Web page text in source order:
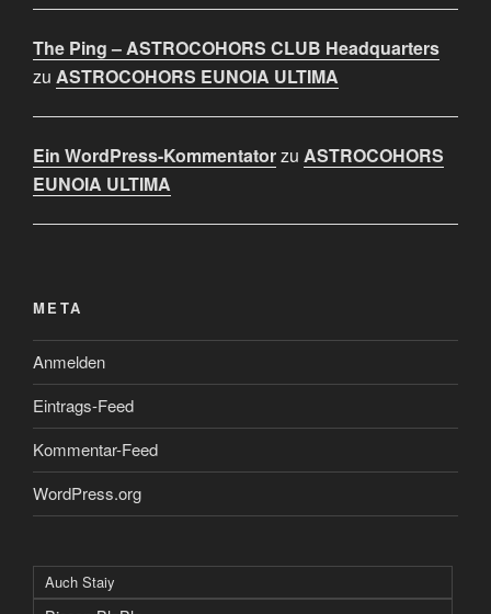
The Ping – ASTROCOHORS CLUB Headquarters
zu ASTROCOHORS EUNOIA ULTIMA
Ein WordPress-Kommentatorzu ASTROCOHORS
EUNOIA ULTIMA
META
Anmelden
Eintrags-Feed
Kommentar-Feed
WordPress.org
Auch Staiy